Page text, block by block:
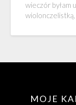
wieczór byłam
MOJE